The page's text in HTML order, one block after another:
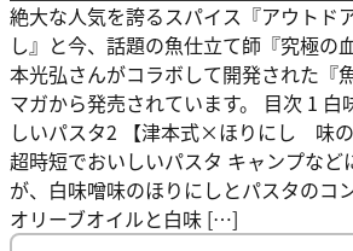
絶大な人気を誇るスパイス『アウトド
し』と今、話題の魚仕立て師『究極の
本光弘さんがコラボして開発された『
マガから発売されています。 目次 1
しいパスタ2 【津本式×ほりにし 味
超時短でおいしいパスタ キャンプなど
が、白味噌味のほりにしとパスタのコ
オリーブオイルと白味 […]